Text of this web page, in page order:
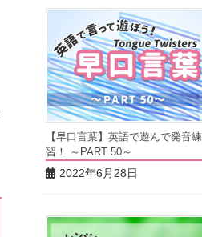
【早口言葉】英語で遊んで発音練
習！ ～PART 50～
2022年6月28日